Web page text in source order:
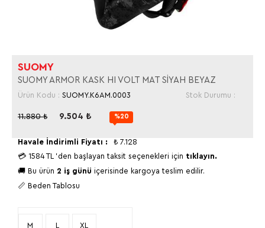
SUOMY
SUOMY ARMOR KASK HI VOLT MAT SİYAH BEYAZ
Ürün Kodu : SUOMY.K6AM.0003 Stok Durumu :
11.880₺ 9.504 ₺ %20
Havale İndirimli Fiyatı : ₺ 7.128
💳 1584 TL 'den başlayan taksit seçenekleri için tıklayın.
🚚 Bu ürün 2 iş günü içerisinde kargoya teslim edilir.
📏 Beden Tablosu
M XL